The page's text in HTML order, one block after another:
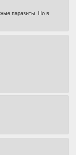
паразиты. Но в